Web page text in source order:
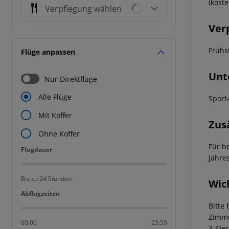
Verpflegung wählen
Flüge anpassen
Nur Direktflüge
Alle Flüge
Mit Koffer
Ohne Koffer
Flugdauer
Flugdauer
Bis zu 24 Stunden
Abflugzeiten
Abflugzeiten
00:00 23:59
Für
Bitte